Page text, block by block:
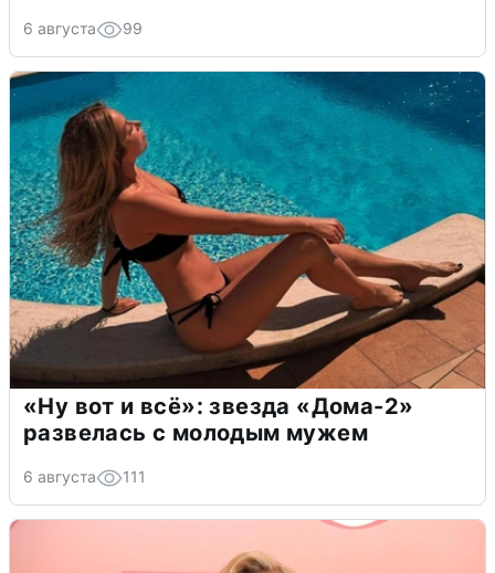
6 августа 99
«Ну вот и всё»: звезда «Дома-2»
развелась с молодым мужем
6 августа 111